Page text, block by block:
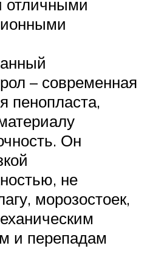
– современная
пенопласта,
Он
не
морозостоек,
и перепадам